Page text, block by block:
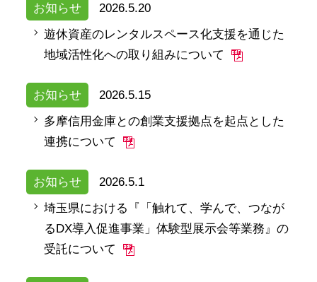
お知らせ
2026.5.20
遊休資産のレンタルスペース化支援を通じた
地域活性化への取り組みについて
お知らせ
2026.5.15
多摩信用金庫との創業支援拠点を起点とした
連携について
お知らせ
2026.5.1
埼玉県における『「触れて、学んで、つなが
るDX導入促進事業」体験型展示会等業務』の
受託について